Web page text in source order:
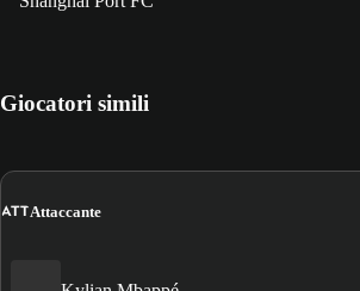
Giocatori simili
ATTAttaccante